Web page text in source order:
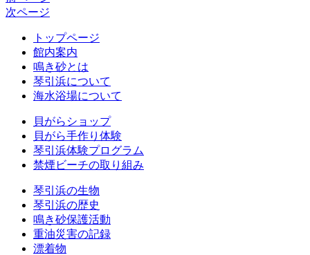
次ページ
トップページ
館内案内
鳴き砂とは
琴引浜について
海水浴場について
貝がらショップ
貝がら手作り体験
琴引浜体験プログラム
禁煙ビーチの取り組み
琴引浜の生物
琴引浜の歴史
鳴き砂保護活動
重油災害の記録
漂着物